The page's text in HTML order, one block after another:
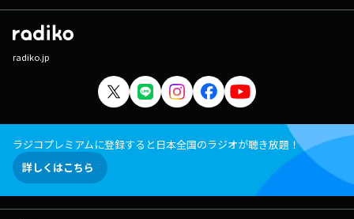
radiko.jp
ラジコプレミアムに登録すると日本全国のラジオが聴き放題！
詳しくはこちら